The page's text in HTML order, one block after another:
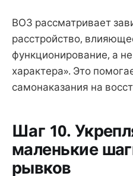
ВОЗ рассматривает
расстройство,
функционирование, а
характера». Это
самонаказания на
Шаг 10.
маленькие
рывков